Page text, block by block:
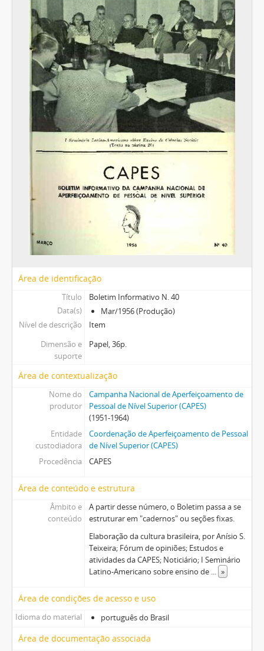
Área de identificação
Título
Boletim Informativo N. 40
Data(s)
Mar/1956 (Produção)
Nível de descrição
Item
Dimensão e
suporte
Papel, 36p.
Área de contextualização
Nome do
produtor
Campanha Nacional de Aperfeiçoamento de
Pessoal de Nível Superior (CAPES)
(1951-1964)
Entidade
custodiadora
Coordenação de Aperfeiçoamento de Pessoal
de Nível Superior (CAPES)
Procedência
CAPES
Área de conteúdo e estrutura
Âmbito e
conteúdo
A partir desse número, o Boletim passa a se
estruturar em "cadernos" ou seções fixas.
Elaboração da cultura brasileira, por Anísio S.
Teixeira; Fórum de opiniões; Estudos e
atividades da CAPES; Noticiário; I Seminário
Latino-Americano sobre ensino de ... »
Área de condições de acesso e uso
Idioma do material português do Brasil
Área de documentação associada